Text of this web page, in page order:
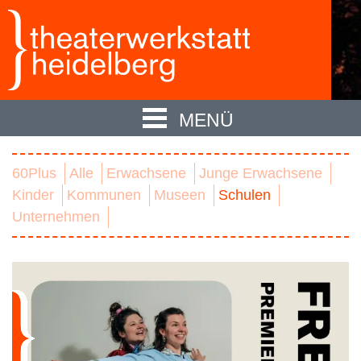
MENÜ
60Plus Alle Erwachsene
Junge Erwachsene
Kinder
Kommunen Museen
Schulen
Unternehmen